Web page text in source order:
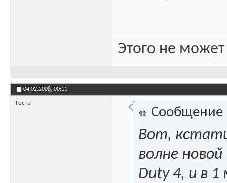
Этого не
04.02.2008, 00:11
Гость
Сообщение
Вот,
волне
Duty 4, и в 1